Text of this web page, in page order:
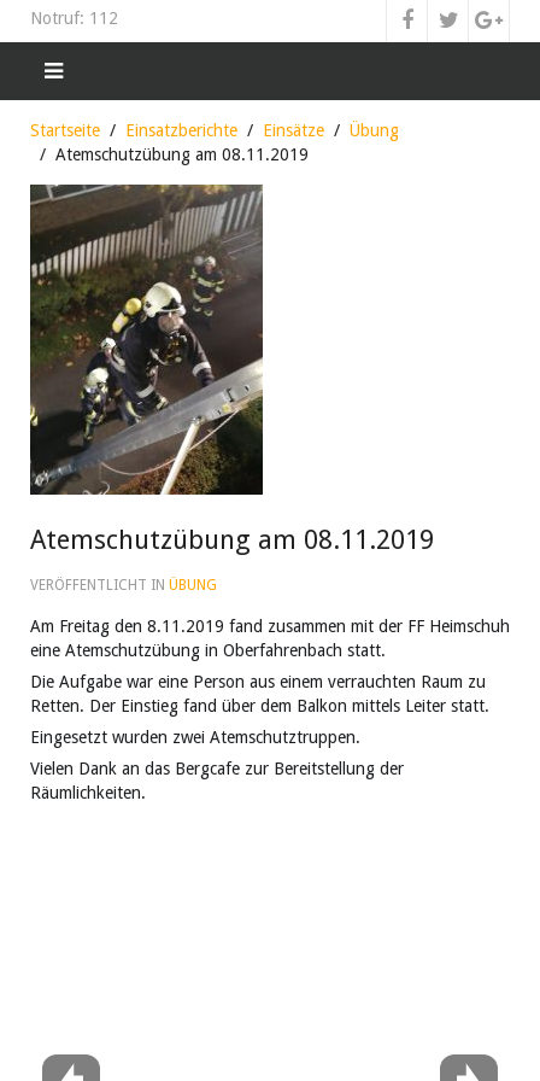
Notruf: 112
Startseite Einsatzberichte Einsätze
Übung
Atemschutzübung am 08.11.2019
Atemschutzübung am 08.11.2019
VERÖFFENTLICHT IN ÜBUNG
Am Freitag den 8.11.2019 fand zusammen mit der FF Heimschuh
eine Atemschutzübung in Oberfahrenbach statt.
Die Aufgabe war eine Person aus einem verrauchten Raum zu
Retten. Der Einstieg fand über dem Balkon mittels Leiter statt.
Eingesetzt wurden zwei Atemschutztruppen.
Vielen Dank an das Bergcafe zur Bereitstellung der
Räumlichkeiten.